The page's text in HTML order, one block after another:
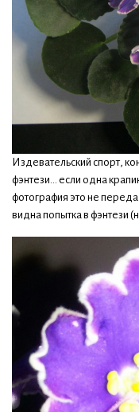
Издевательский спорт,
фэнтези... если одна
фотография это не
видна попытка в фэнтези